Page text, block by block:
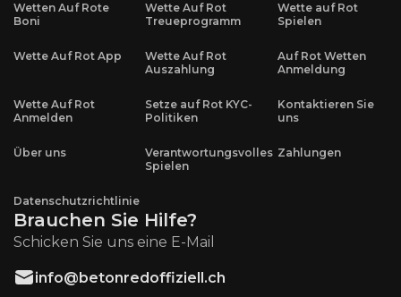
Wetten Auf Rote
Boni
Wette Auf Rot
Treueprogramm
Wette auf Rot
Spielen
Wette Auf Rot App
Wette Auf Rot
Auszahlung
Auf Rot Wetten
Anmeldung
Wette Auf Rot
Anmelden
Setze auf Rot KYC-
Politiken
Kontaktieren Sie
uns
Über uns
Verantwortungsvolles
Spielen
Zahlungen
Datenschutzrichtlinie
Brauchen Sie Hilfe?
Schicken Sie uns eine E-Mail
info@betonredoffiziell.ch